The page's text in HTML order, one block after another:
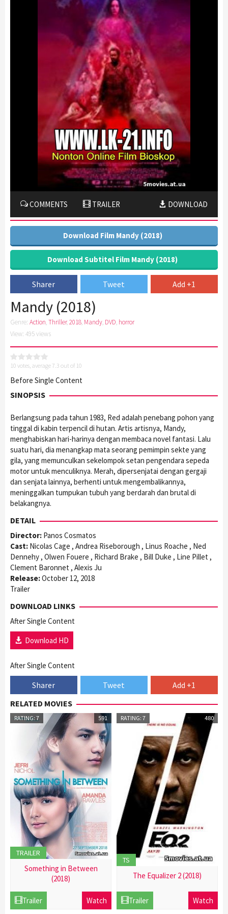
COMMENTS TRAILER DOWNLOAD
Download Film Mandy (2018)
Download Subtitel Film Mandy (2018)
Sharer Tweet Add +1
Mandy (2018)
Genre: Action,Thriller,2018, Mandy, DVD, horror
View: 495 views
10 votes, average 7.3 out of 10
Before Single Content
SINOPSIS
Berlangsung pada tahun 1983, Red adalah penebang pohon yang
tinggal di kabin terpencil di hutan. Artis artisnya, Mandy,
menghabiskan hari-harinya dengan membaca novel fantasi. Lalu
suatu hari, dia menangkap mata seorang pemimpin sekte yang
gila, yang memunculkan sekelompok setan pengendara sepeda
motor untuk menculiknya. Merah, dipersenjatai dengan gergaji
dan senjata lainnya, berhenti untuk mengembalikannya,
meninggalkan tumpukan tubuh yang berdarah dan brutal di
belakangnya.
DETAIL
Director: Panos Cosmatos
Cast: Nicolas Cage , Andrea Riseborough , Linus Roache , Ned
Dennehy , Olwen Fouere , Richard Brake , Bill Duke , Line Pillet ,
Clement Baronnet , Alexis Ju
Release:October 12, 2018
Trailer
DOWNLOAD LINKS
After Single Content
Download HD
After Single Content
Sharer Tweet
Add +1
RELATED MOVIES
RATING: 7 591
TRAILER
Something in Between
(2018)
Trailer Watch
RATING: 7 480
TS
The Equalizer 2 (2018)
Trailer Watch